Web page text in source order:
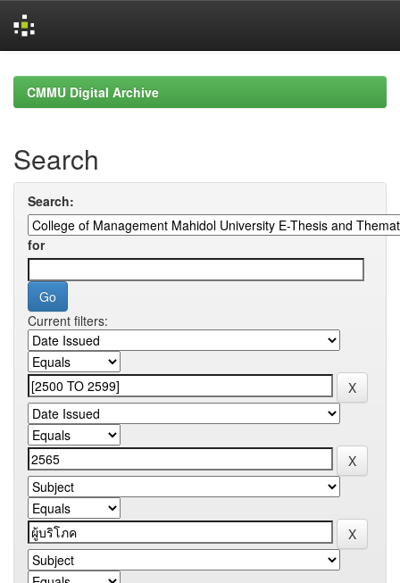
navigationCMMU Digital Archive
Search
Search:
for
Current filters: